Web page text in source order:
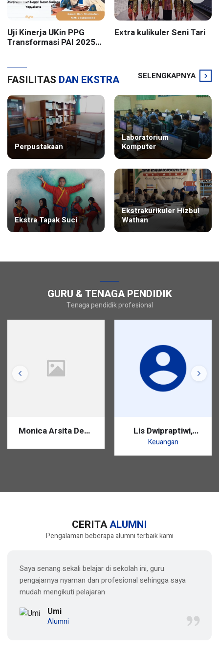
Uji Kinerja UKin PPG
Transformasi PAI 2025
Extra kulikuler Seni Tari
FASILITAS DAN EKSTRA SELENGKAPNYA
Perpustakaan
Laboratorium
Komputer
Ekstra Tapak Suci
Ekstrakurikuler Hizbul
Wathan
GURU & TENAGA PENDIDIK
Tenaga pendidik profesional
Monica Arsita Dewi, Lis Dwipraptiwi,
S.Pd.
Keuangan
CERITAALUMNI
Pengalaman beberapa alumni terbaik kami
Saya senang sekali belajar di sekolah ini, guru
pengajarnya nyaman dan profesional sehingga saya
mudah mengikuti pelajaran
Umi
Alumni